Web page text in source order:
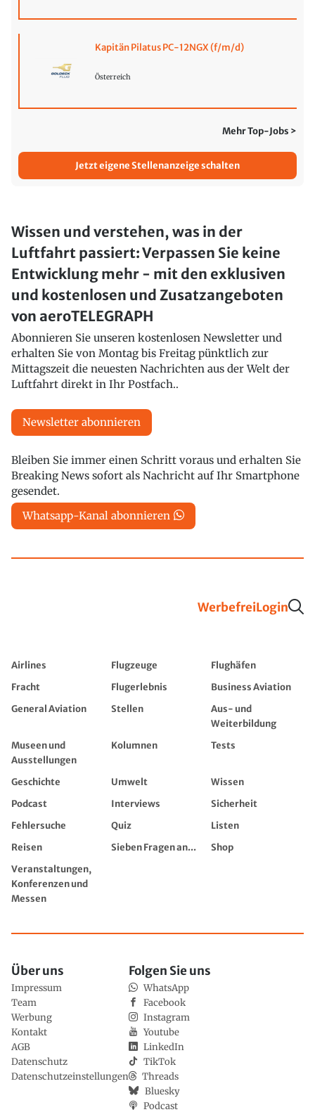
Kapitän Pilatus PC-12NGX (f/m/d)
Österreich
Mehr Top-Jobs >
Jetzt eigene Stellenanzeige schalten
Wissen und verstehen, was in der
Luftfahrt passiert: Verpassen Sie keine
Entwicklung mehr - mit den exklusiven
und kostenlosen und Zusatzangeboten
von aeroTELEGRAPH
Abonnieren Sie unseren kostenlosen Newsletter und
erhalten Sie von Montag bis Freitag pünktlich zur
Mittagszeit die neuesten Nachrichten aus der Welt der
Luftfahrt direkt in Ihr Postfach..
Newsletter abonnieren
Bleiben Sie immer einen Schritt voraus und erhalten Sie
Breaking News sofort als Nachricht auf Ihr Smartphone
gesendet.
Whatsapp-Kanal abonnieren
WerbefreiLogin
Airlines Flugzeuge
Flughäfen
Fracht
Flugerlebnis
Business Aviation
General Aviation
Stellen
Aus- und
Weiterbildung
Museen und
Ausstellungen
Kolumnen Tests
Geschichte Umwelt
Wissen
Podcast
Interviews
Sicherheit
Fehlersuche
Quiz
Listen
Reisen
Sieben Fragen an...
Shop
Veranstaltungen,
Konferenzen und
Messen
Über uns
Impressum
Team
Werbung
Kontakt
AGB
Datenschutz
Datenschutzeinstellungen
Folgen Sie uns
WhatsApp
Facebook
Instagram
Youtube
LinkedIn
TikTok
Threads
Bluesky
Podcast